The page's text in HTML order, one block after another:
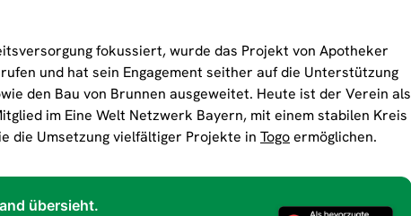
fokussiert, wurde das Projekt von Apotheker
und hat sein Engagement seither auf die Unterstützung
den Bau von Brunnen ausgeweitet. Heute ist der Verein als
im Eine Welt Netzwerk Bayern, mit einem stabilen Kreis
die Umsetzung vielfältiger Projekte in Togoermöglichen.
übersieht.